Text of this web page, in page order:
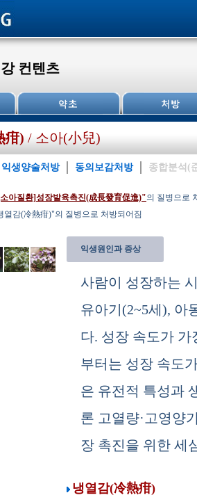
컨텐츠
疳) / 소아(小兒)
익생양술처방 동의보감처방 종합분석(
아질환]성장발육촉진(成長發育促進)"의 질병으로
열감(冷熱疳)"의 질병으로 처방되어짐
익생원인과 증상
사람이 성장하는
유아기(2~5세), 아
다. 성장 속도가
부터는 성장 속도
은 유전적 특성과
론 고열량·고영양
장 촉진을 위한 세
냉열감(冷熱疳)